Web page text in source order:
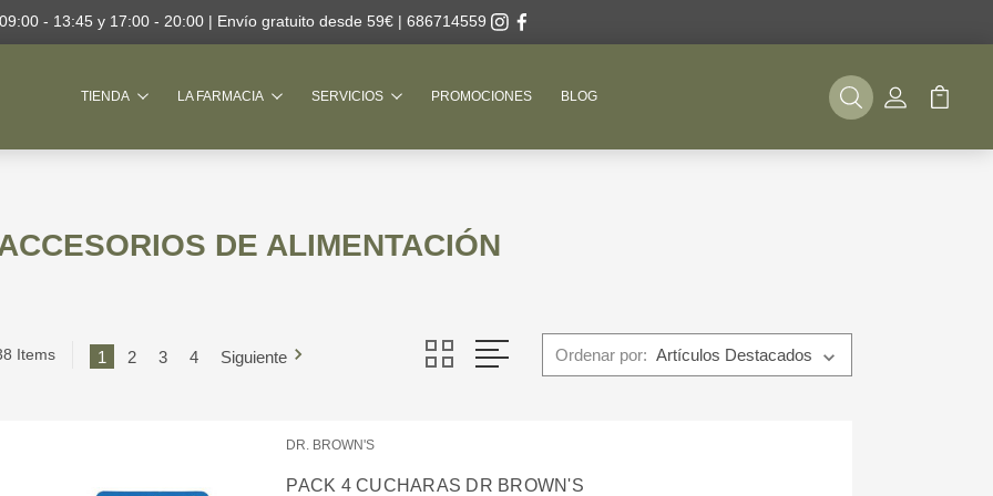
- 13:45 y 17:00 - 20:00 | Envío gratuito desde 59€ | 686714559
TIENDA LA FARMACIA SERVICIOS PROMOCIONES BLOG BuscarMi Cuenta
Mi
DE ALIMENTACIÓN
Items 1 2 3 4 Siguiente Ordenar por:
DR. BROWN'S
PACK 4 CUCHARAS DR BROWN'S